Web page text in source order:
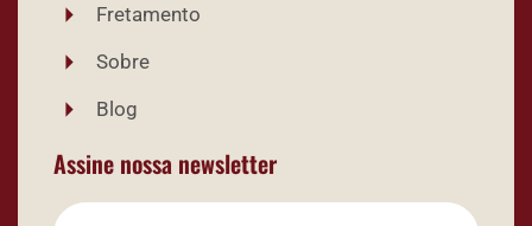
Fretamento
Sobre
Blog
Assine nossa newsletter